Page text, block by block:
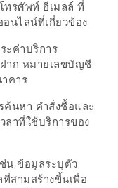
ทรศัพท์ อีเมลล์ ที่
นไลน์ที่เกี่ยวข้อง
ะค่าบริการ
าก หมายเลขบัญชี
คาร
ค้นหา คำสั่งซื้อและ
ลาที่ใช้บริการของ
ช่น ข้อมูลระบุตัว
สามสร้างขี้นเพื่อ